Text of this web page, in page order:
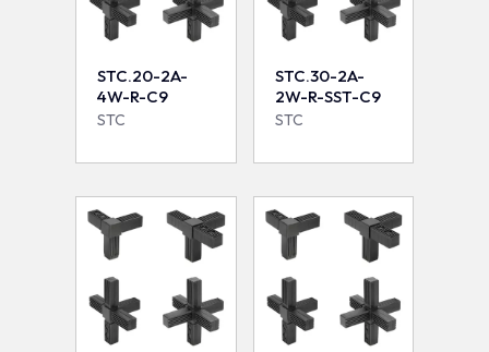
STC.20-2A-
4W-R-C9
STC
STC.30-2A-
2W-R-SST-C9
STC